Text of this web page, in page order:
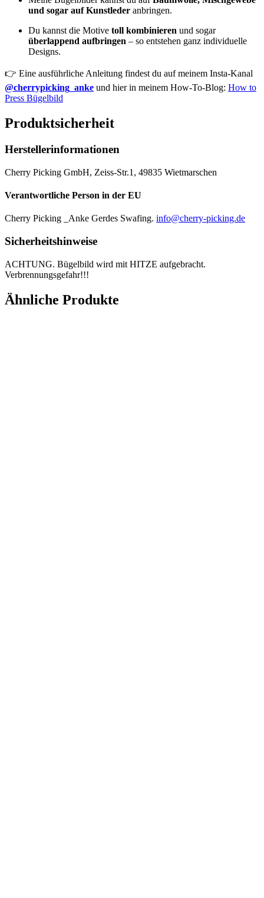
und sogar auf Kunstleder anbringen.
Du kannst die Motive toll kombinieren und sogar
überlappend aufbringen – so entstehen ganz individuelle
Designs.
👉 Eine ausführliche Anleitung findest du auf meinem Insta-Kanal
@cherrypicking_anke und hier in meinem How-To-Blog: How to
Press Bügelbild
Produktsicherheit
Herstellerinformationen
Cherry Picking GmbH, Zeiss-Str.1, 49835 Wietmarschen
Verantwortliche Person in der EU
Cherry Picking _Anke Gerdes Swafing. info@cherry-picking.de
Sicherheitshinweise
ACHTUNG. Bügelbild wird mit HITZE aufgebracht.
Verbrennungsgefahr!!!
Ähnliche Produkte